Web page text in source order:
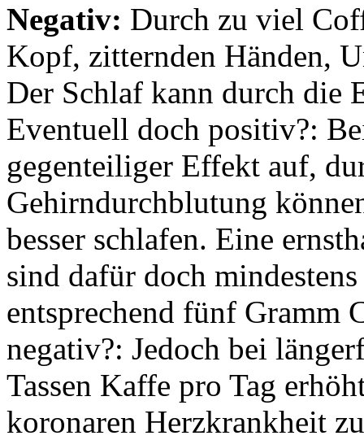
Negativ: Durch zu viel
Kopf, zitternden Händen,
Der Schlaf kann durch die
Eventuell doch positiv?:
gegenteiliger Effekt auf,
Gehirndurchblutung
besser schlafen. Eine
sind dafür doch
entsprechend fünf Gramm
negativ?: Jedoch bei
Tassen Kaffe pro Tag
koronaren Herzkrankheit